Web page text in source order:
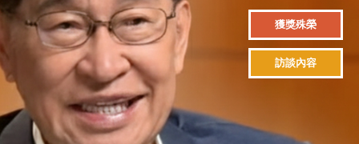
獲獎殊榮
訪談內容